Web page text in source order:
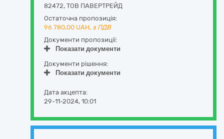
82472, ТОВ ПАВЕРТРЕЙД
Остаточна пропозиція:
96 780,00 UAH, з ПДВ
Документи пропозиції:
Показати документи
Документи рішення:
Показати документи
Дата акцепта:
29-11-2024, 10:01